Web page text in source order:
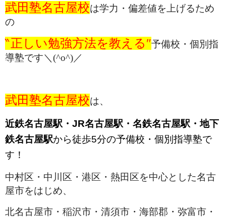
武田塾名古屋校は学力・偏差値を上げるため
の
‶正しい勉強方法を教える″予備校・個別指
導塾です＼(^o^)／
武田塾名古屋校は、
近鉄名古屋駅・JR名古屋駅・名鉄名古屋駅・地下
鉄名古屋駅から徒歩5分の予備校・個別指導塾で
す！
中村区・中川区・港区・熱田区を中心とした名古
屋市をはじめ、
北名古屋市・稲沢市・清須市・海部郡・弥富市・